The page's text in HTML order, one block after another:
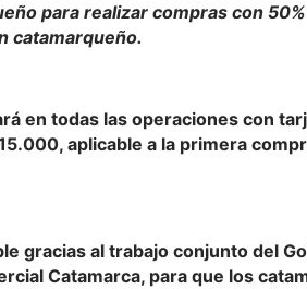
para realizar compras con
catamarqueño.
en todas las operaciones con
aplicable a la primera
gracias al trabajo conjunto del
Catamarca, para que los